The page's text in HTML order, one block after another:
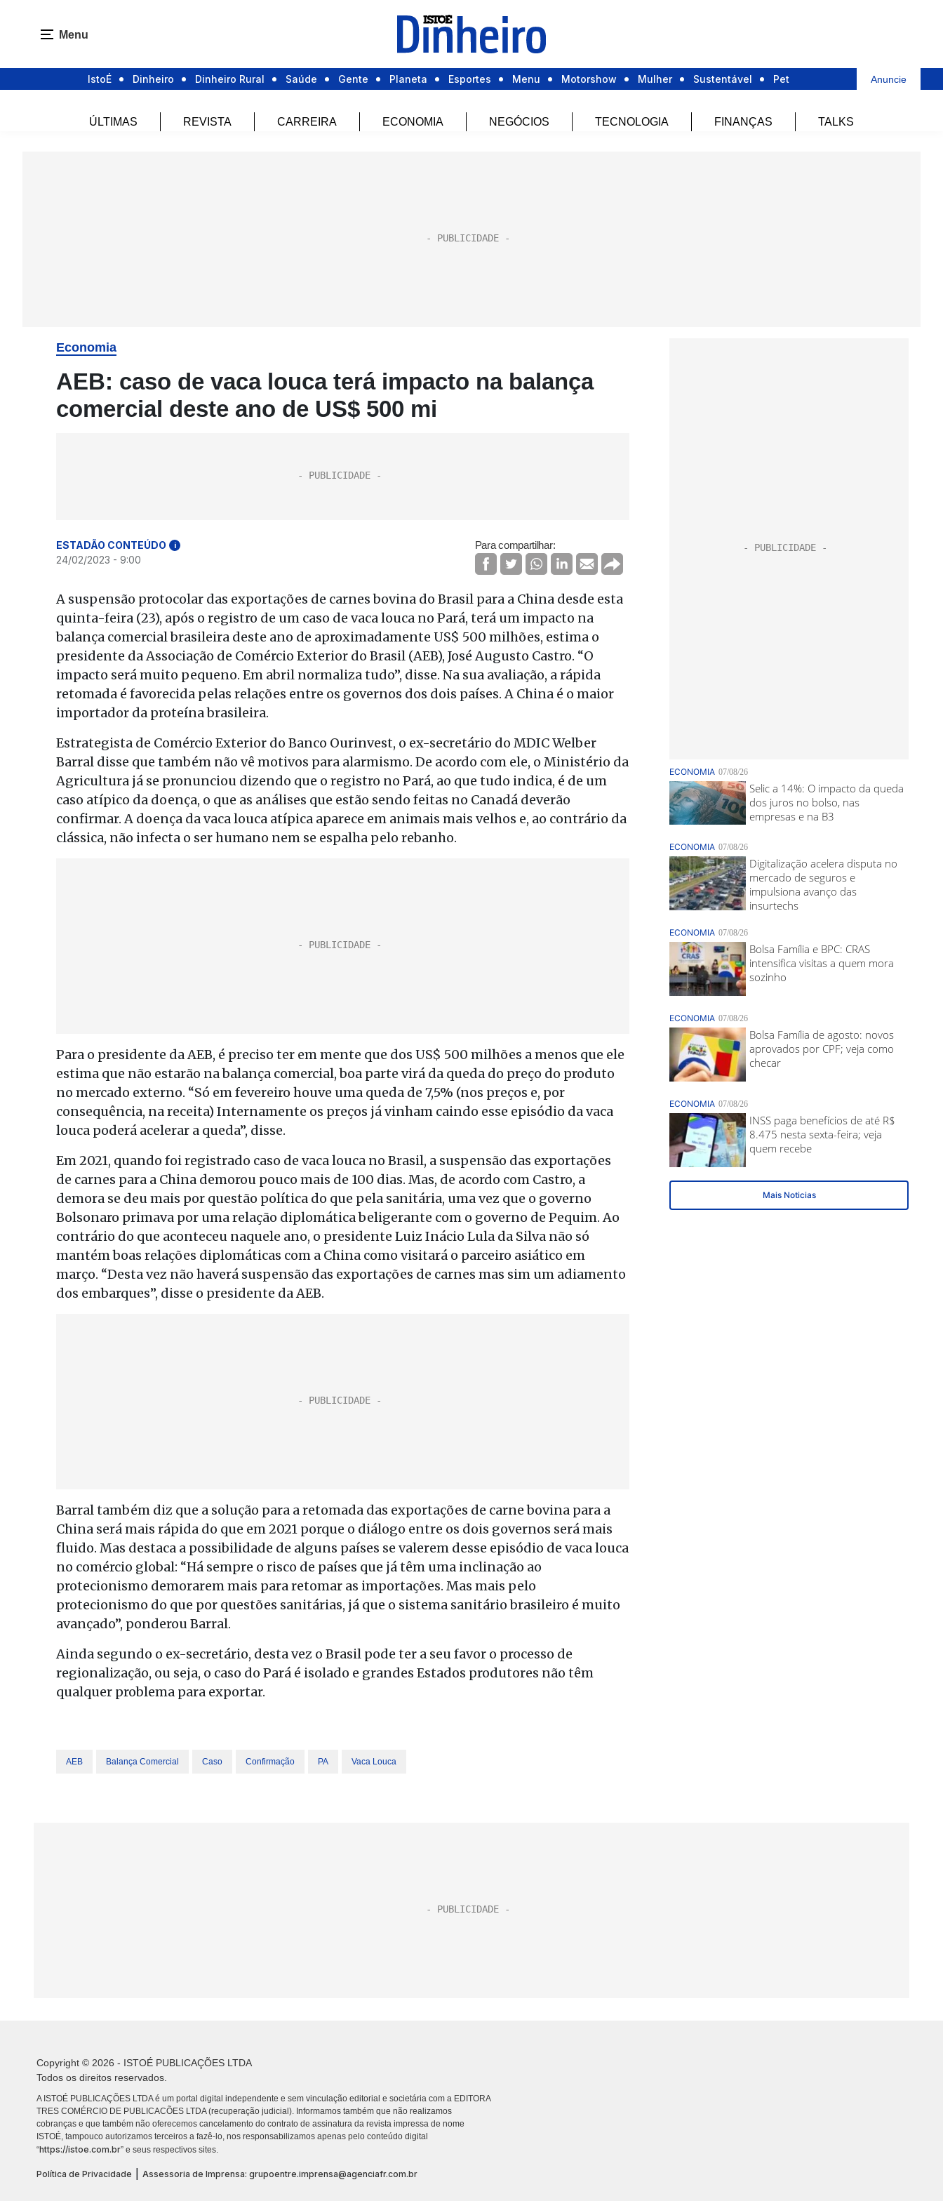
Menu
IstoÉ Dinheiro Dinheiro Rural Saúde Gente Planeta Esportes Menu Motorshow Mulher Sustentável Pet Anuncie
ÚLTIMAS REVISTA CARREIRA ECONOMIA NEGÓCIOS TECNOLOGIA FINANÇAS TALKS
Economia
AEB: caso de vaca louca terá impacto na balança
comercial deste ano de US$ 500 mi
ESTADÃO CONTEÚDO i
24/02/2023 - 9:00
Para compartilhar:
A suspensão protocolar das exportações de carnes bovina do Brasil para a China desde esta
quinta-feira (23), após o registro de um caso de vaca louca no Pará, terá um impacto na
balança comercial brasileira deste ano de aproximadamente US$ 500 milhões, estima o
presidente da Associação de Comércio Exterior do Brasil (AEB), José Augusto Castro. “O
impacto será muito pequeno. Em abril normaliza tudo”, disse. Na sua avaliação, a rápida
retomada é favorecida pelas relações entre os governos dos dois países. A China é o maior
importador da proteína brasileira.
Estrategista de Comércio Exterior do Banco Ourinvest, o ex-secretário do MDIC Welber
Barral disse que também não vê motivos para alarmismo. De acordo com ele, o Ministério da
Agricultura já se pronunciou dizendo que o registro no Pará, ao que tudo indica, é de um
caso atípico da doença, o que as análises que estão sendo feitas no Canadá deverão
confirmar. A doença da vaca louca atípica aparece em animais mais velhos e, ao contrário da
clássica, não infecta o ser humano nem se espalha pelo rebanho.
Para o presidente da AEB, é preciso ter em mente que dos US$ 500 milhões a menos que ele
estima que não estarão na balança comercial, boa parte virá da queda do preço do produto
no mercado externo. “Só em fevereiro houve uma queda de 7,5% (nos preços e, por
consequência, na receita) Internamente os preços já vinham caindo esse episódio da vaca
louca poderá acelerar a queda”, disse.
Em 2021, quando foi registrado caso de vaca louca no Brasil, a suspensão das exportações
de carnes para a China demorou pouco mais de 100 dias. Mas, de acordo com Castro, a
demora se deu mais por questão política do que pela sanitária, uma vez que o governo
Bolsonaro primava por uma relação diplomática beligerante com o governo de Pequim. Ao
contrário do que aconteceu naquele ano, o presidente Luiz Inácio Lula da Silva não só
mantém boas relações diplomáticas com a China como visitará o parceiro asiático em
março. “Desta vez não haverá suspensão das exportações de carnes mas sim um adiamento
dos embarques”, disse o presidente da AEB.
Barral também diz que a solução para a retomada das exportações de carne bovina para a
China será mais rápida do que em 2021 porque o diálogo entre os dois governos será mais
fluido. Mas destaca a possibilidade de alguns países se valerem desse episódio de vaca louca
no comércio global: “Há sempre o risco de países que já têm uma inclinação ao
protecionismo demorarem mais para retomar as importações. Mas mais pelo
protecionismo do que por questões sanitárias, já que o sistema sanitário brasileiro é muito
avançado”, ponderou Barral.
Ainda segundo o ex-secretário, desta vez o Brasil pode ter a seu favor o processo de
regionalização, ou seja, o caso do Pará é isolado e grandes Estados produtores não têm
qualquer problema para exportar.
AEB Balança Comercial Caso Confirmação PA Vaca Louca
Copyright © 2026 - ISTOÉ PUBLICAÇÕES LTDA
Todos os direitos reservados.
A ISTOÉ PUBLICAÇÕES LTDA é um portal digital independente e sem vinculação editorial e societária com a EDITORA
TRES COMÉRCIO DE PUBLICACÕES LTDA (recuperação judicial). Informamos também que não realizamos
cobranças e que também não oferecemos cancelamento do contrato de assinatura da revista impressa de nome
ISTOÉ, tampouco autorizamos terceiros a fazê-lo, nos responsabilizamos apenas pelo conteúdo digital
“https://istoe.com.br” e seus respectivos sites.
Política de Privacidade Assessoria de Imprensa: grupoentre.imprensa@agenciafr.com.br